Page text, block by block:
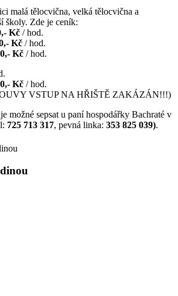
malá tělocvična, velká tělocvična a
školy. Zde je ceník:
Kč / hod.
Kč / hod.
Kč / hod.
Kč / hod.
VSTUP NA HŘIŠTĚ ZAKÁZÁN!!!)
možné sepsat u paní hospodářky Bachraté v
725 713 317, pevná linka: 353 825 039).